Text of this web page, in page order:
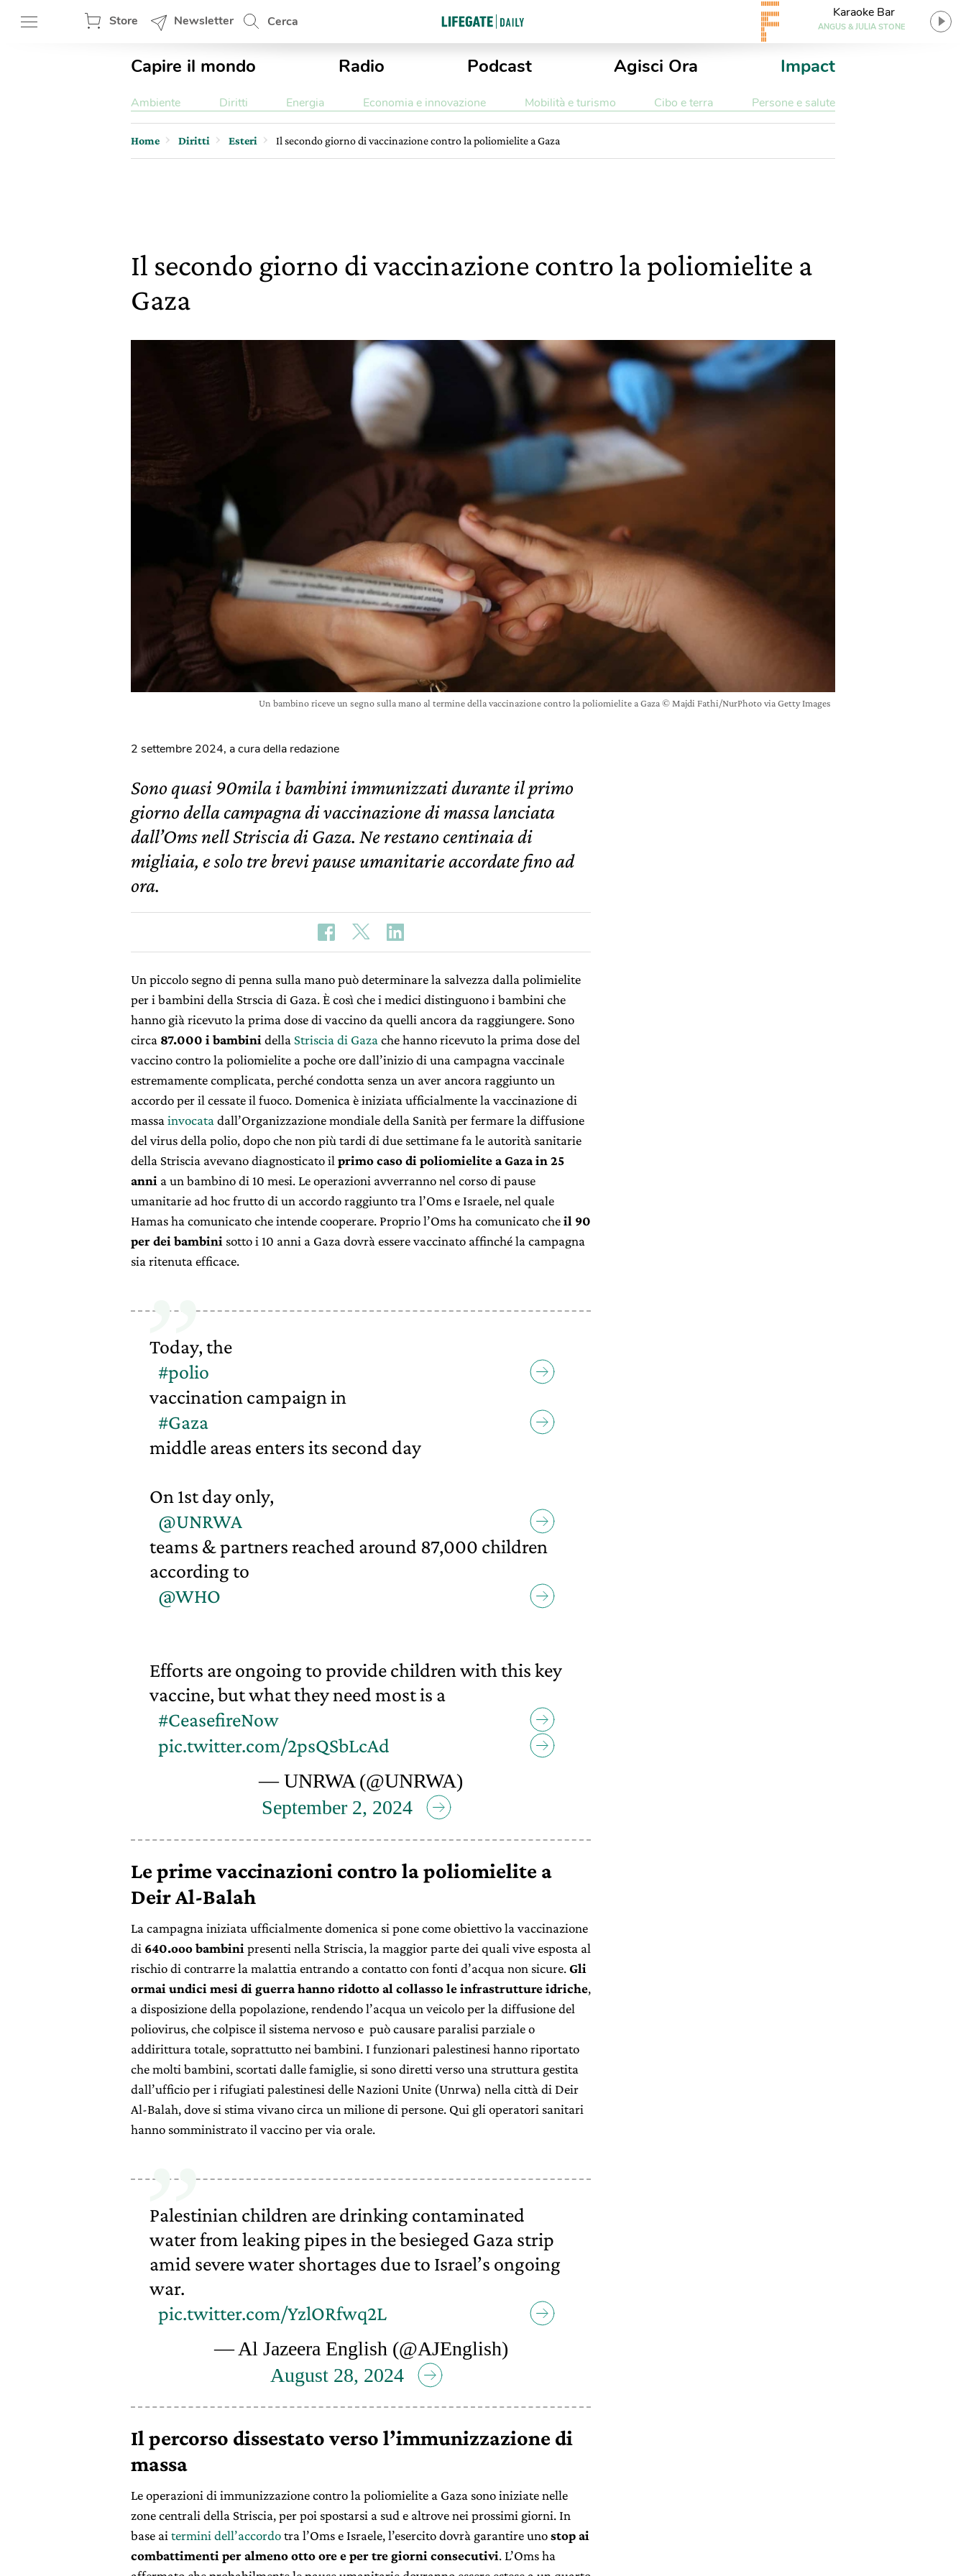
Store Newsletter Cerca
Karaoke Bar
ANGUS & JULIA STONE
Capire il mondo Radio Podcast Agisci Ora Impact
Ambiente Diritti Energia Economia e innovazione Mobilità e turismo Cibo e terra Persone e salute
Home Diritti Esteri Il secondo giorno di vaccinazione contro la poliomielite a Gaza
Il secondo giorno di vaccinazione contro la poliomielite a
Gaza
Un bambino riceve un segno sulla mano al termine della vaccinazione contro la poliomielite a Gaza © Majdi Fathi/NurPhoto via Getty Images
2 settembre 2024, a cura della redazione
Sono quasi 90mila i bambini immunizzati durante il primo
giorno della campagna di vaccinazione di massa lanciata
dall’Oms nell Striscia di Gaza. Ne restano centinaia di
migliaia, e solo tre brevi pause umanitarie accordate fino ad
ora.
Un piccolo segno di penna sulla mano può determinare la salvezza dalla polimielite
per i bambini della Strscia di Gaza. È così che i medici distinguono i bambini che
hanno già ricevuto la prima dose di vaccino da quelli ancora da raggiungere. Sono
circa 87.000 i bambini della Striscia di Gaza che hanno ricevuto la prima dose del
vaccino contro la poliomielite a poche ore dall’inizio di una campagna vaccinale
estremamente complicata, perché condotta senza un aver ancora raggiunto un
accordo per il cessate il fuoco. Domenica è iniziata ufficialmente la vaccinazione di
massa invocata dall’Organizzazione mondiale della Sanità per fermare la diffusione
del virus della polio, dopo che non più tardi di due settimane fa le autorità sanitarie
della Striscia avevano diagnosticato il primo caso di poliomielite a Gaza in 25
anni a un bambino di 10 mesi. Le operazioni avverranno nel corso di pause
umanitarie ad hoc frutto di un accordo raggiunto tra l’Oms e Israele, nel quale
Hamas ha comunicato che intende cooperare. Proprio l’Oms ha comunicato cheil 90
per dei bambini sotto i 10 anni a Gaza dovrà essere vaccinato affinché la campagna
sia ritenuta efficace.
Today, the
#polio
vaccination campaign in
#Gaza
middle areas enters its second day
On 1st day only,
@UNRWA
teams & partners reached around 87,000 children
according to
@WHO
Efforts are ongoing to provide children with this key
vaccine, but what they need most is a
#CeasefireNow
pic.twitter.com/2psQSbLcAd
— UNRWA (@UNRWA)
September 2, 2024
Le prime vaccinazioni contro la poliomielite a
Deir Al-Balah
La campagna iniziata ufficialmente domenica si pone come obiettivo la vaccinazione
di 640.ooo bambini presenti nella Striscia, la maggior parte dei quali vive esposta al
rischio di contrarre la malattia entrando a contatto con fonti d’acqua non sicure.Gli
ormai undici mesi di guerra hanno ridotto al collasso le infrastrutture idriche,
a disposizione della popolazione, rendendo l’acqua un veicolo per la diffusione del
poliovirus, che colpisce il sistema nervoso e può causare paralisi parziale o
addirittura totale, soprattutto nei bambini. I funzionari palestinesi hanno riportato
che molti bambini, scortati dalle famiglie, si sono diretti verso una struttura gestita
dall’ufficio per i rifugiati palestinesi delle Nazioni Unite (Unrwa) nella città di Deir
Al-Balah, dove si stima vivano circa un milione di persone. Qui gli operatori sanitari
hanno somministrato il vaccino per via orale.
Palestinian children are drinking contaminated
water from leaking pipes in the besieged Gaza strip
amid severe water shortages due to Israel’s ongoing
war.
pic.twitter.com/YzlORfwq2L
— Al Jazeera English (@AJEnglish)
August 28, 2024
Il percorso dissestato verso l’immunizzazione di
massa
Le operazioni di immunizzazione contro la poliomielite a Gaza sono iniziate nelle
zone centrali della Striscia, per poi spostarsi a sud e altrove nei prossimi giorni. In
base ai termini dell’accordotra l’Oms e Israele, l’esercito dovrà garantire unostop ai
combattimenti per almeno otto ore e per tre giorni consecutivi. L’Oms ha